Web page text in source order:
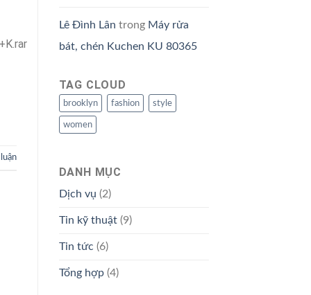
Lê Đình Lân trong Máy rửa
bát, chén Kuchen KU 80365
TAG CLOUD
brooklyn fashion style
women
DANH MỤC
Dịch vụ (2)
Tin kỹ thuật(9)
Tin tức (6)
Tổng hợp(4)